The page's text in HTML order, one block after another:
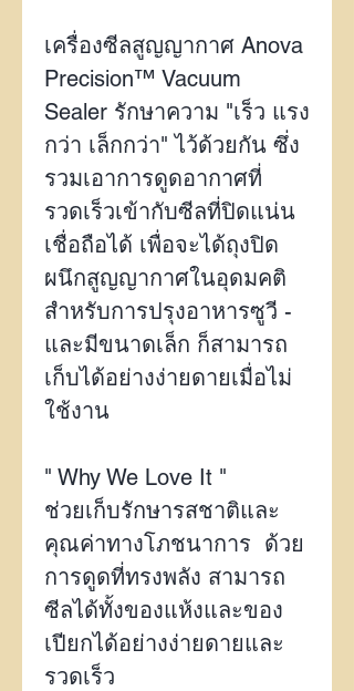
เครื่องซีลสูญญากาศ Anova
Precision™ Vacuum
Sealer รักษาความ "เร็ว แรง
กว่า เล็กกว่า" ไว้ด้วยกัน ซึ่ง
รวมเอาการดูดอากาศที่
รวดเร็วเข้ากับซีลที่ปิดแน่น
เชื่อถือได้ เพื่อจะได้ถุงปิด
ผนึกสูญญากาศในอุดมคติ
สำหรับการปรุงอาหารซูวี -
และมีขนาดเล็ก ก็สามารถ
เก็บได้อย่างง่ายดายเมื่อไม่
ใช้งาน
" Why We Love It "
ช่วยเก็บรักษารสชาติและ
คุณค่าทางโภชนาการ ด้วย
การดูดที่ทรงพลัง สามารถ
ซีลได้ทั้งของแห้งและของ
เปียกได้อย่างง่ายดายและ
รวดเร็ว